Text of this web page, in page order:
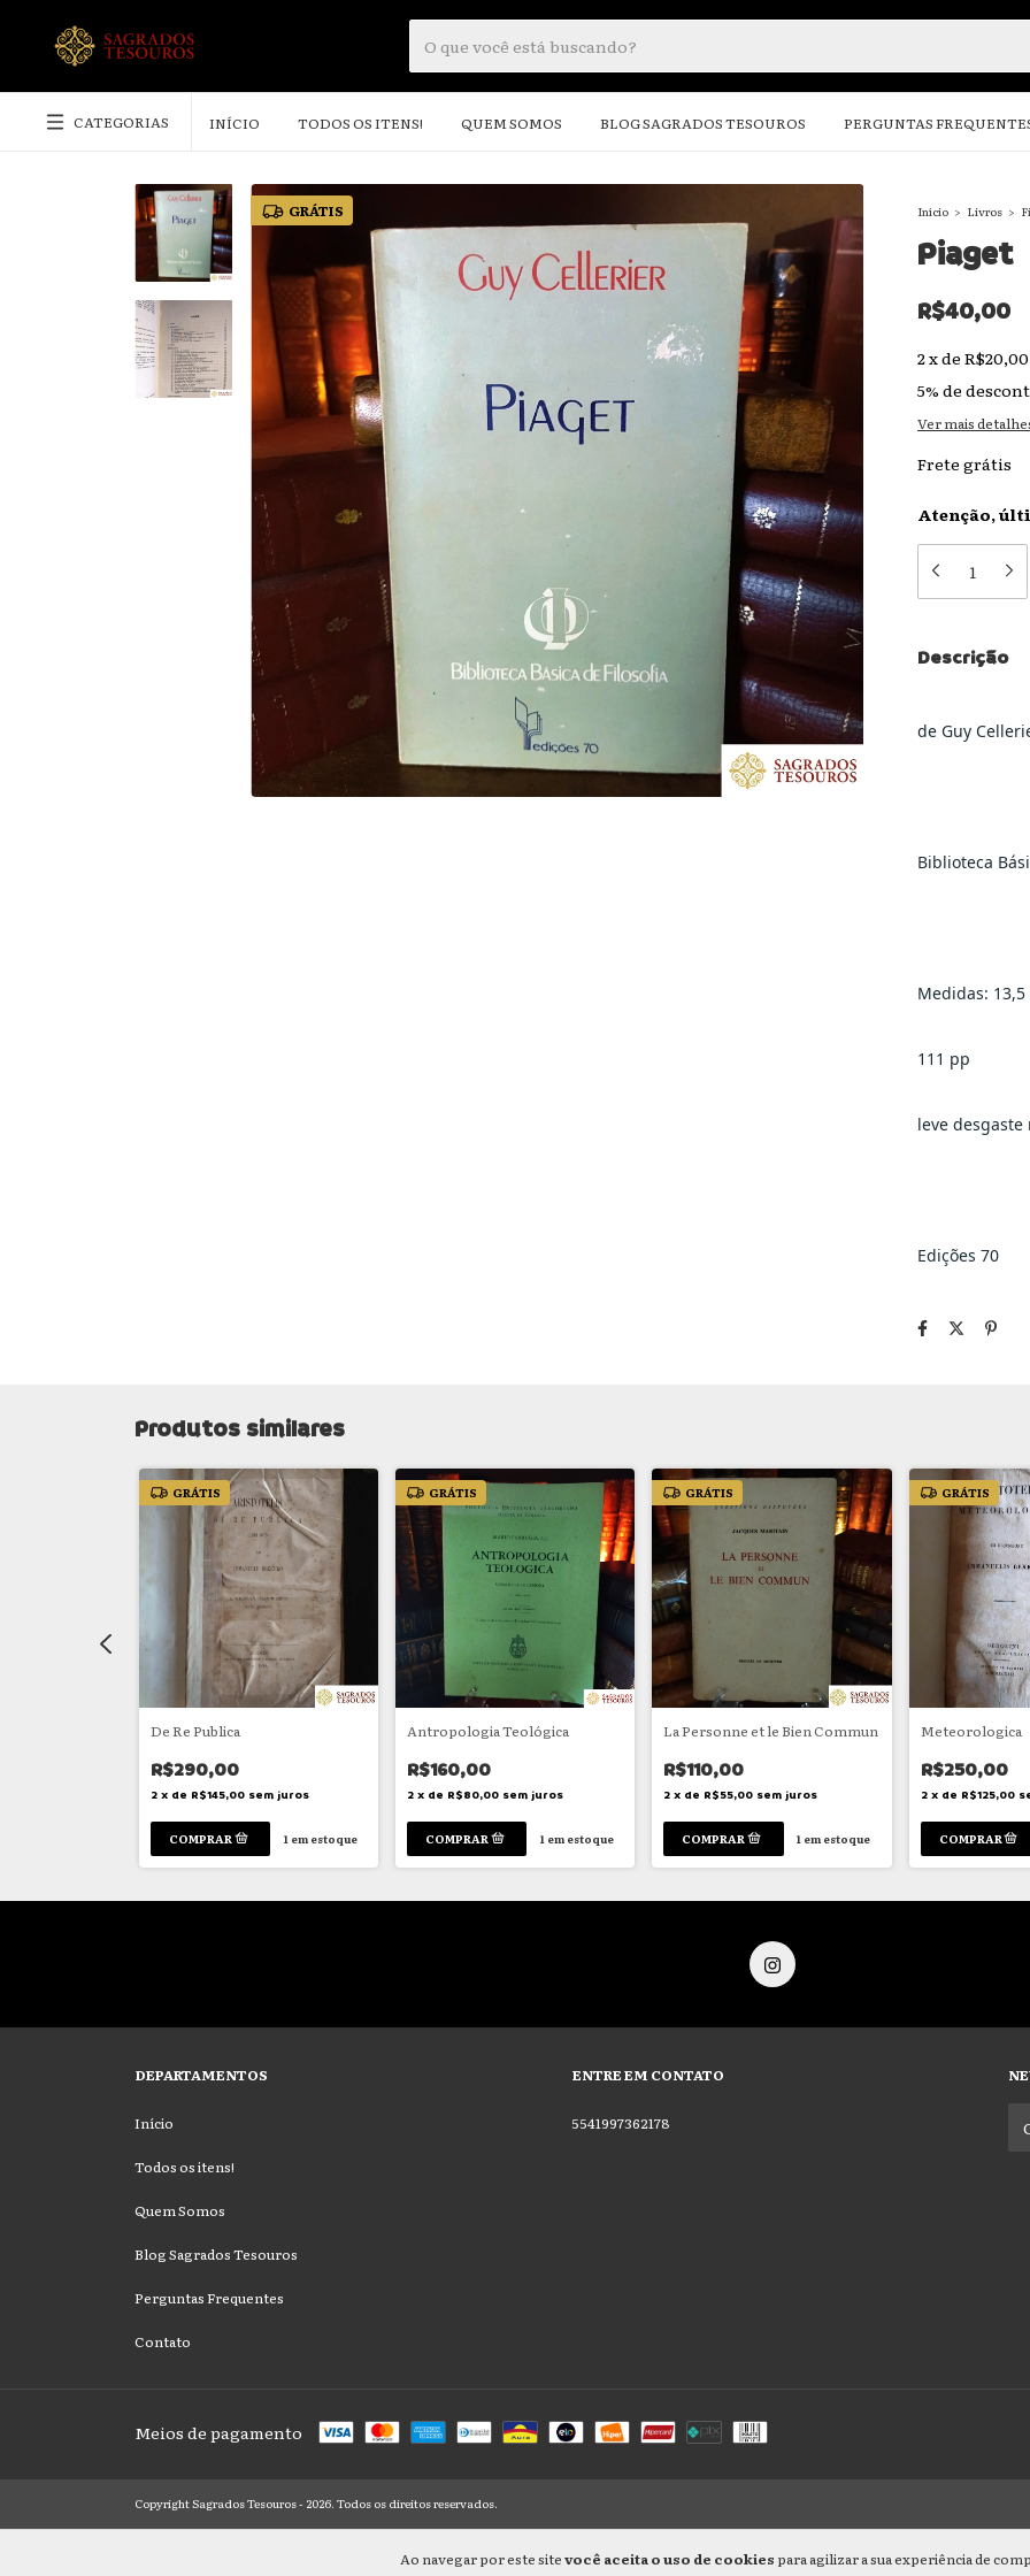
CATEGORIAS INÍCIO TODOS OS ITENS! QUEM SOMOS BLOG SAGRADOS TESOUROS PERGUNTAS
Ao navegar por este sitevocê aceita o uso de cookies para agilizar a sua experiência de
GRÁTIS Início > Livros >
Piaget
R$40,00
2xde R$20,00
5% de
Ver mais
Frete grátis
Atenção,
Descrição
de Guy
Biblioteca
Medidas: 13,5
111 pp
leve
Edições 70
Produtos similares
GRÁTIS
De Re Publica
R$290,00
2 x de R$145,00 sem juros
1em estoque
GRÁTIS
Antropologia Teológica
R$160,00
2 x de R$80,00 sem juros
1em estoque
GRÁTIS
La Personne et le Bien Commun
R$110,00
2 x de R$55,00 sem juros
1 em estoque
GRÁTIS
Meteorologica
R$250,00
2 x de R$125,00
DEPARTAMENTOS
Início
Todos os itens!
Quem Somos
Blog Sagrados Tesouros
Perguntas Frequentes
Contato
ENTRE EM CONTATO
5541997362178
Meios de pagamento
Copyright Sagrados Tesouros - 2026. Todos os direitos reservados.